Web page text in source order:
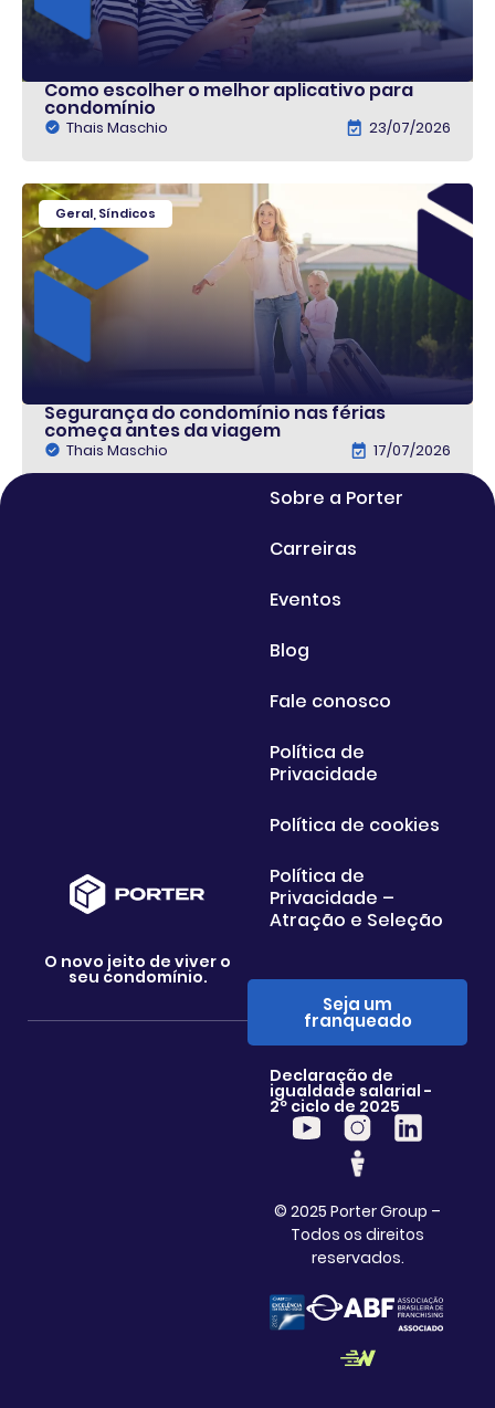
Como escolher o melhor aplicativo para
condomínio
Thais Maschio 23/07/2026
Geral Síndicos
Segurança do condomínio nas férias
começa antes da viagem
Thais Maschio 17/07/2026
O novo jeito de viver o
seu condomínio.
Sobre a Porter
Carreiras
Eventos
Blog
Fale conosco
Política de
Privacidade
Política de cookies
Política de
Privacidade –
Atração e Seleção
Seja um
franqueado
Declaração de
igualdade salarial -
2º ciclo de 2025
© 2025 Porter Group –
Todos os direitos
reservados.